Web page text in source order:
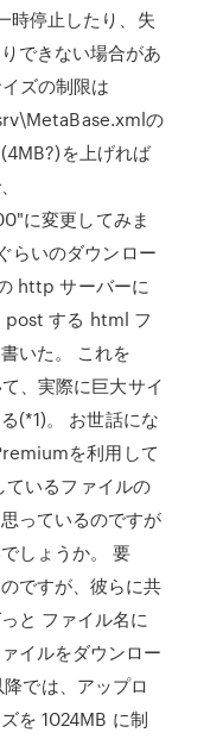
時停止したり、失
できない場合があ
ズの制限は
の
を上げれば
に変更してみま
らいのダウンロー
http サーバーに
post する html フ
いた。 これを
、実際に巨大サイ
(*1)。 お世話にな
を利用して
いるファイルの
っているのですが
しょうか。 要
ですが、彼らに共
と ファイル名に
イルをダウンロー
では、アップロ
を 1024MB に制